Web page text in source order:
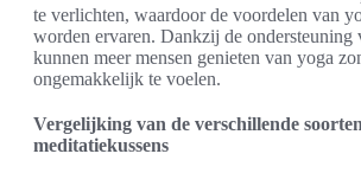
te verlichten, waardoor de voordelen van
worden ervaren. Dankzij de ondersteuning
kunnen meer mensen genieten van yoga
ongemakkelijk te voelen.
Vergelijking van de verschillende soorten
meditatiekussens